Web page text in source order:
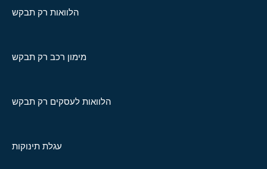
הלוואות רק תבקש
מימון רכב רק תבקש
הלוואות לעסקים רק תבקש
עגלת תינוקות